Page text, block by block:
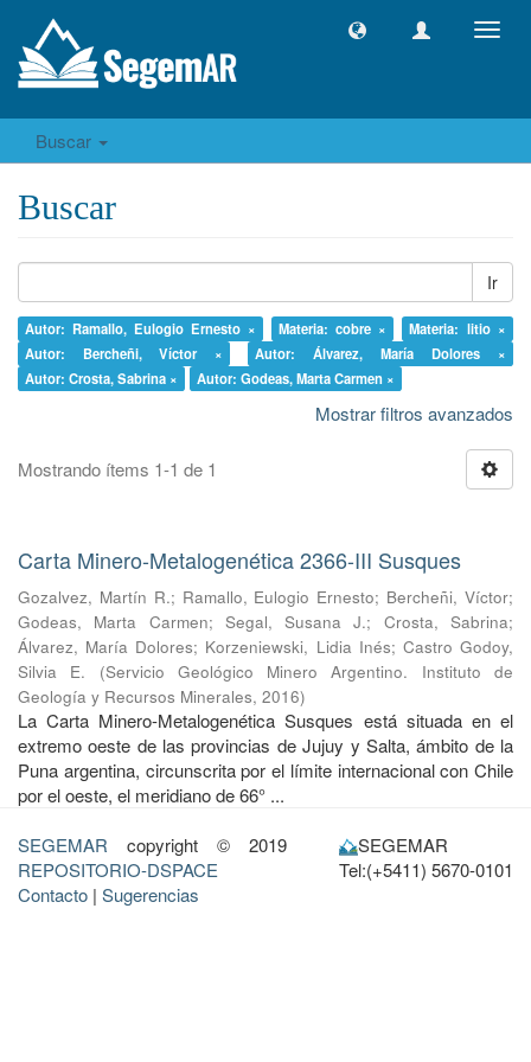
Buscar
Buscar
Ir
Autor: Ramallo, Eulogio Ernesto × Materia: cobre ×
Materia: litio ×
Autor: Bercheñi, Víctor ×
Autor: Álvarez, María Dolores ×
Autor: Crosta, Sabrina ×
Autor: Godeas, Marta Carmen ×
Mostrar filtros avanzados
Mostrando ítems 1-1 de 1
Carta Minero-Metalogenética 2366-III Susques
Gozalvez, Martín R.; Ramallo, Eulogio Ernesto; Bercheñi, Víctor;
Godeas, Marta Carmen; Segal, Susana J.; Crosta, Sabrina;
Álvarez, María Dolores; Korzeniewski, Lidia Inés; Castro Godoy,
Silvia E.
(Servicio Geológico Minero Argentino. Instituto de
Geología y Recursos Minerales, 2016)
La Carta Minero-Metalogenética Susques está situada en el
extremo oeste de las provincias de Jujuy y Salta, ámbito de la
Puna argentina, circunscrita por el límite internacional con Chile
por el oeste, el meridiano de 66° ...
SEGEMAR copyright © 2019
REPOSITORIO-DSPACE
Contacto | Sugerencias
SEGEMAR
Tel:(+5411) 5670-0101